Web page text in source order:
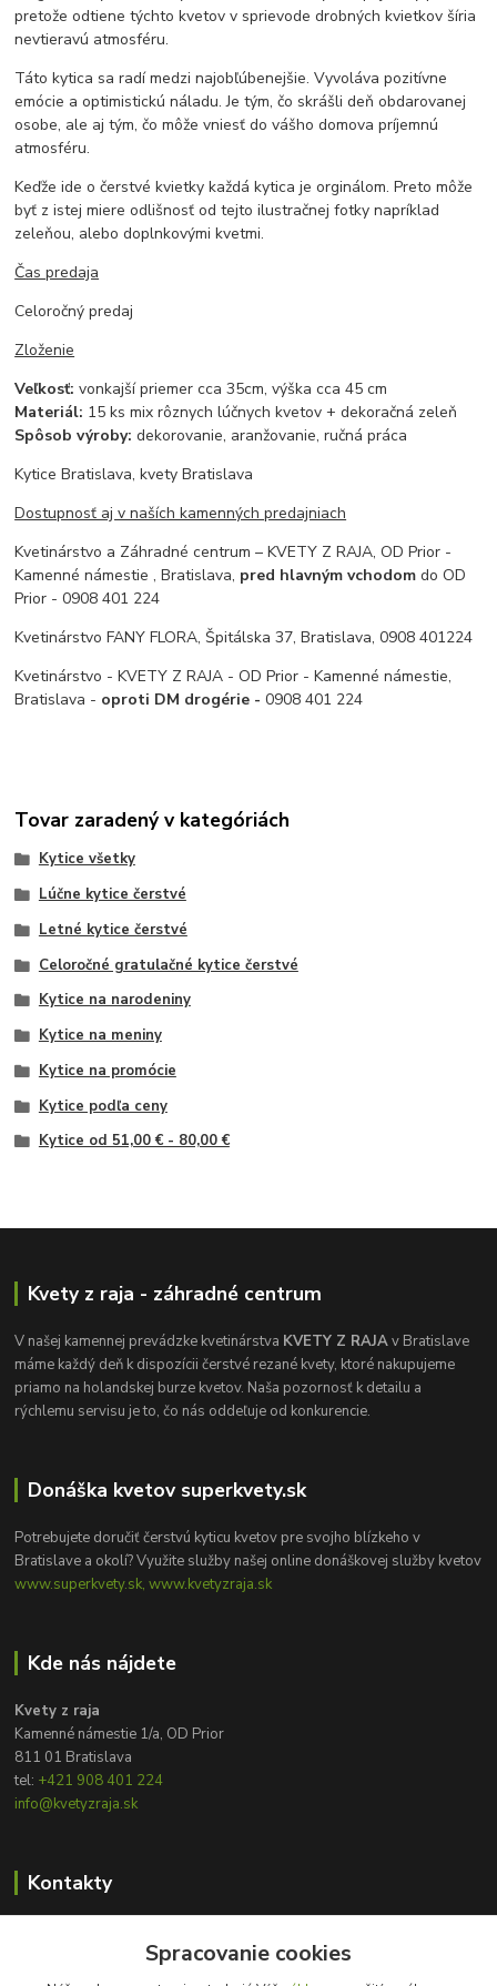
pretože odtiene týchto kvetov v sprievode drobných kvietkov šíria
nevtieravú atmosféru.
Táto kytica sa radí medzi najobľúbenejšie. Vyvoláva pozitívne
emócie a optimistickú náladu. Je tým, čo skrášli deň obdarovanej
osobe, ale aj tým, čo môže vniesť do vášho domova príjemnú
atmosféru.
Keďže ide o čerstvé kvietky každá kytica je orginálom. Preto môže
byť z istej miere odlišnosť od tejto ilustračnej fotky napríklad
zeleňou, alebo doplnkovými kvetmi.
Čas predaja
Celoročný predaj
Zloženie
Veľkosť:vonkajší priemer cca 35cm, výška cca 45 cm
Materiál: 15 ks mix rôznych lúčnych kvetov + dekoračná zeleň
Spôsob výroby: dekorovanie, aranžovanie, ručná práca
Kytice Bratislava, kvety Bratislava
Dostupnosť aj v naších kamenných predajniach
Kvetinárstvo a Záhradné centrum – KVETY Z RAJA, OD Prior -
Kamenné námestie , Bratislava, pred hlavným vchodom do OD
Prior - 0908 401 224
Kvetinárstvo FANY FLORA, Špitálska 37, Bratislava, 0908 401224
Kvetinárstvo - KVETY Z RAJA - OD Prior - Kamenné námestie,
Bratislava - oproti DM drogérie -0908 401 224
Tovar zaradený v kategóriách
Kytice všetky
Lúčne kytice čerstvé
Letné kytice čerstvé
Celoročné gratulačné kytice čerstvé
Kytice na narodeniny
Kytice na meniny
Kytice na promócie
Kytice podľa ceny
Kytice od 51,00 € - 80,00 €
Kvety z raja - záhradné centrum
V našej kamennej prevádzke kvetinárstva KVETY Z RAJAv Bratislave
máme každý deň k dispozícii čerstvé rezané kvety, ktoré nakupujeme
priamo na holandskej burze kvetov. Naša pozornosť k detailu a
rýchlemu servisu je to, čo nás oddeľuje od konkurencie.
Donáška kvetov superkvety.sk
Potrebujete doručiť čerstvú kyticu kvetov pre svojho blízkeho v
Bratislave a okolí? Využite služby našej online donáškovej služby kvetov
www.superkvety.sk, www.kvetyzraja.sk
Kde nás nájdete
Kvety z raja
Kamenné námestie 1/a, OD Prior
811 01 Bratislava
tel: +421 908 401 224
info@kvetyzraja.sk
Kontakty
+421 908 401 224
Spracovanie cookies